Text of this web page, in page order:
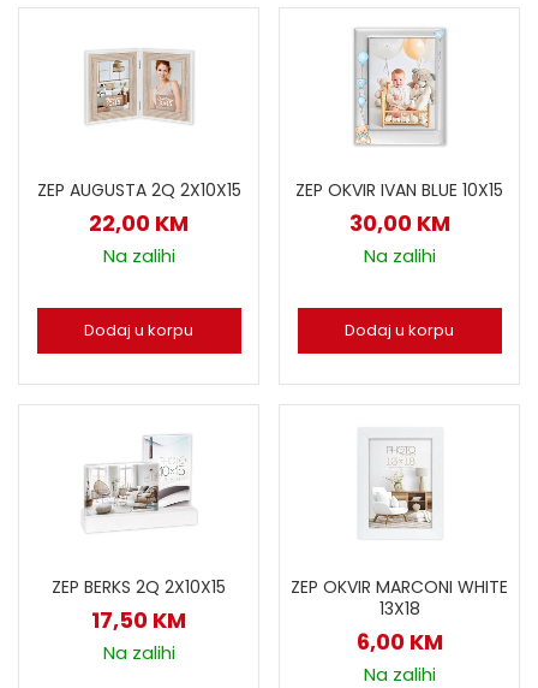
ZEP AUGUSTA 2Q 2X10X15
22,00 KM
Na zalihi
Dodaj u korpu
ZEP OKVIR IVAN BLUE 10X15
30,00 KM
Na zalihi
Dodaj u korpu
ZEP BERKS 2Q 2X10X15
17,50 KM
Na zalihi
ZEP OKVIR MARCONI WHITE
13X18
6,00 KM
Na zalihi